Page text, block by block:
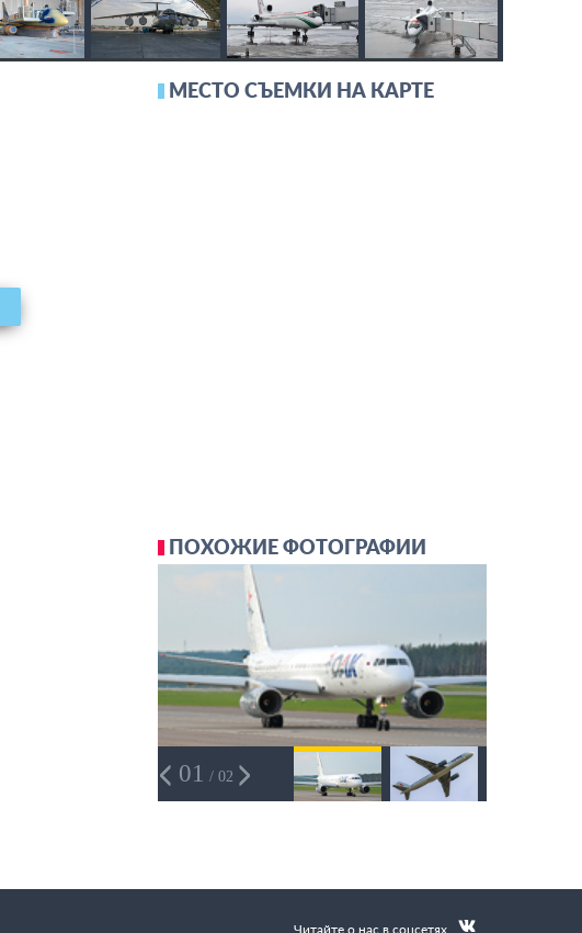
МЕСТО СЪЕМКИ НА КАРТЕ
ПОХОЖИЕ ФОТОГРАФИИ
01 / 02
Читайте о нас в соцсетях